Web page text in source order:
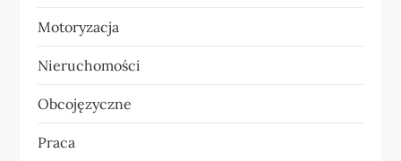
Motoryzacja
Nieruchomości
Obcojęzyczne
Praca